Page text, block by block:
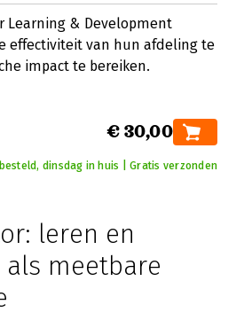
Learning & Development
effectiviteit van hun afdeling te
impact te bereiken.
€ 30,00
dinsdag in huis | Gratis verzonden
leren en
meetbare